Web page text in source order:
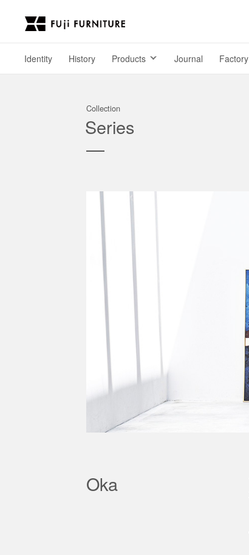
Identity History Products Journal Factory
Collection
Series
Oka